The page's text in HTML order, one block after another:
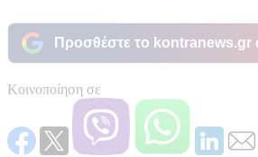
Προσθέστε το kontranews.gr
Κοινοποίηση σε